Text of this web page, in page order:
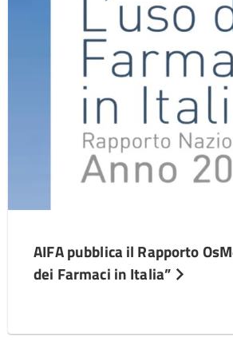
AIFA pubblica il Rapporto
dei Farmaci in Italia”